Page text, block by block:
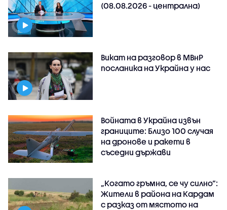
(08.08.2026 - централна)
Викат на разговор в МВнР
посланика на Украйна у нас
Войната в Украйна извън
границите: Близо 100 случая
на дронове и ракети в
съседни държави
„Когато гръмна, се чу силно“:
Жители в района на Кардам
с разказ от мястото на